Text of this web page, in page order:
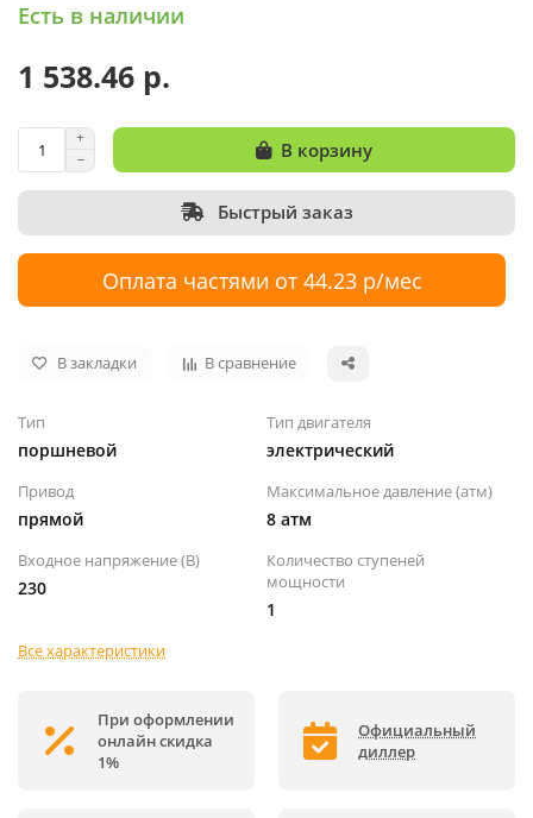
Есть в наличии
1 538.46 р.
В корзину
Быстрый заказ
Оплата частями от 44.23 р/мес
В закладки В сравнение
Тип
поршневой
Тип двигателя
электрический
Привод
прямой
Максимальное давление (атм)
8 атм
Входное напряжение (В)
230
Количество ступеней
мощности
1
Все характеристики
При оформлении
онлайн скидка
1%
Официальный
диллер